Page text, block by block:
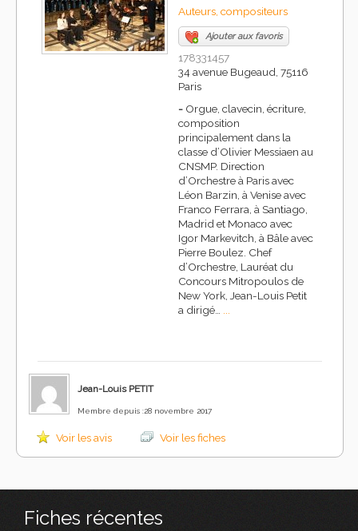
Auteurs, compositeurs
Ajouter aux favoris
178331457
34 avenue Bugeaud, 75116
Paris
- Orgue, clavecin, écriture,
composition
principalement dans la
classe d’Olivier Messiaen au
CNSMP. Direction
d’Orchestre à Paris avec
Léon Barzin, à Venise avec
Franco Ferrara, à Santiago,
Madrid et Monaco avec
Igor Markevitch, à Bâle avec
Pierre Boulez. Chef
d’Orchestre, Lauréat du
Concours Mitropoulos de
New York, Jean-Louis Petit
a dirigé… ...
Jean-Louis PETIT
Membre depuis :28 novembre 2017
Voir les avis Voir les fiches
Fiches récentes